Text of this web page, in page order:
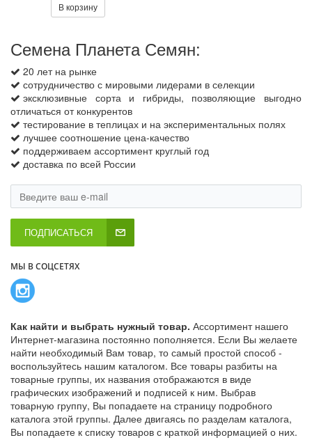
В корзину
Семена Планета Семян:
20 лет на рынке
сотрудничество с мировыми лидерами в селекции
эксклюзивные сорта и гибриды, позволяющие выгодно
отличаться от конкурентов
тестирование в теплицах и на экспериментальных полях
лучшее соотношение цена-качество
поддерживаем ассортимент круглый год
доставка по всей России
ПОДПИСАТЬСЯ
МЫ В СОЦСЕТЯХ
Как найти и выбрать нужный товар. Ассортимент нашего
Интернет-магазина постоянно пополняется. Если Вы желаете
найти необходимый Вам товар, то самый простой способ -
воспользуйтесь нашим каталогом. Все товары разбиты на
товарные группы, их названия отображаются в виде
графических изображений и подписей к ним. Выбрав
товарную группу, Вы попадаете на страницу подробного
каталога этой группы. Далее двигаясь по разделам каталога,
Вы попадаете к списку товаров с краткой информацией о них.